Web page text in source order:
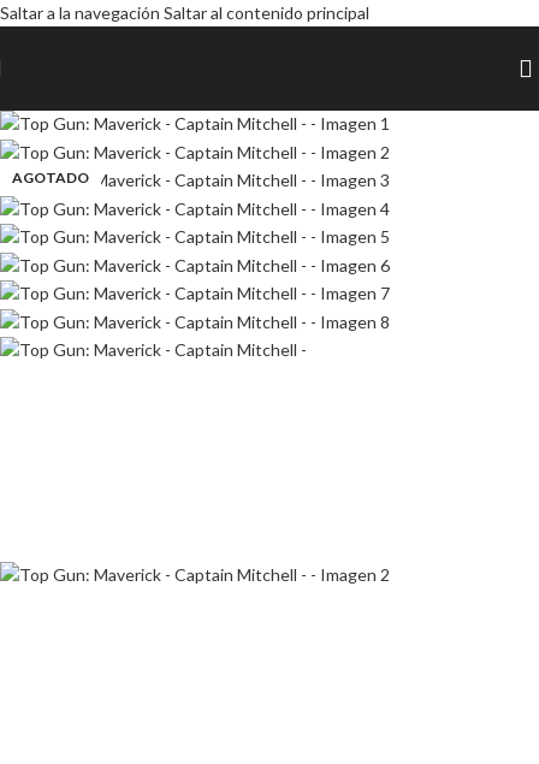
Saltar a la navegación Saltar al contenido principal
AGOTADO